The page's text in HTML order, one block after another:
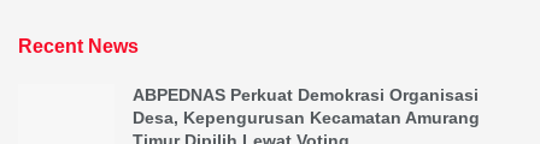
Recent News
ABPEDNAS Perkuat Demokrasi Organisasi
Desa, Kepengurusan Kecamatan Amurang